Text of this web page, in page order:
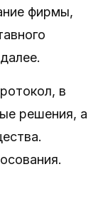
фирмы,
в
решения, а